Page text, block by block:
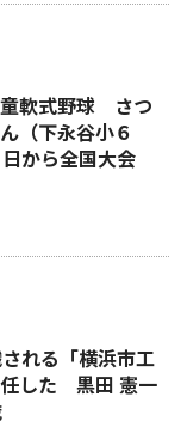
童軟式野球 さつ
（下永谷小６
から全国大会
れる「横浜市工
任した 黒田 憲一